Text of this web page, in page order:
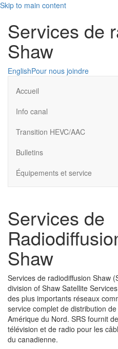
Skip to main content
Services de
Shaw
EnglishPour nous joindre
Accueil
Info canal
Transition HEVC/AAC
Bulletins
Équipements et service
Services de
Shaw
Services de radiodiffusion Shaw
division of Shaw Satellite
des plus importants réseaux
service complet de distribution
Amérique du Nord. SRS fournit
télévision et de radio pour les
du canadienne.